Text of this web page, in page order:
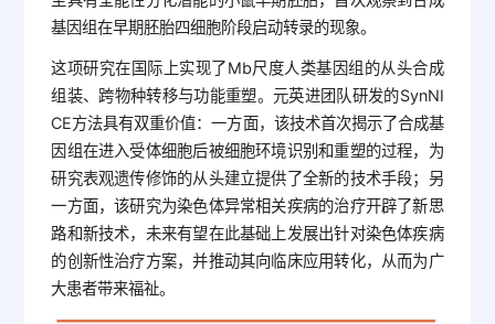
基因组在早期胚胎四细胞阶段启动转录的现象。
这项研究在国际上实现了Mb尺度人类基因组的从头合成
组装、跨物种转移与功能重塑。元英进团队研发的SynNI
CE方法具有双重价值：一方面，该技术首次揭示了合成基
因组在进入受体细胞后被细胞环境识别和重塑的过程，为
研究表观遗传修饰的从头建立提供了全新的技术手段；另
一方面，该研究为染色体异常相关疾病的治疗开辟了新思
路和新技术，未来有望在此基础上发展出针对染色体疾病
的创新性治疗方案，并推动其向临床应用转化，从而为广
大患者带来福祉。